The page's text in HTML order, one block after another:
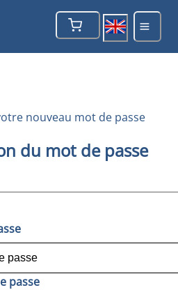
nouveau mot de passe
du mot de passe
passe